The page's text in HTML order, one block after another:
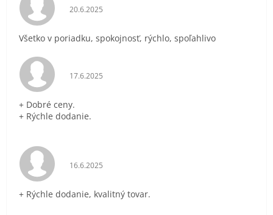
Hodnotenie obchodu je 5 z 5 hviezdičiek.
20.6.2025
Všetko v poriadku, spokojnosť, rýchlo, spoľahlivo
Hodnotenie obchodu je 5 z 5 hviezdičiek.
17.6.2025
+ Dobré ceny.
+ Rýchle dodanie.
Hodnotenie obchodu je 5 z 5 hviezdičiek.
16.6.2025
+ Rýchle dodanie, kvalitný tovar.